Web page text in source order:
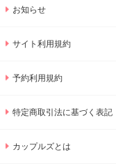
お知らせ
サイト利用規約
予約利用規約
特定商取引法に基づく表記
カップルズとは